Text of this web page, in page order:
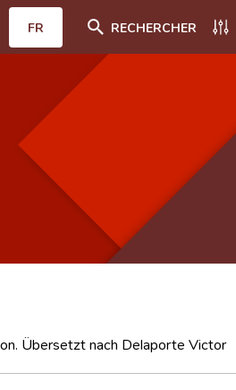
FR RECHERCHER
Übersetzt nach Delaporte Victor